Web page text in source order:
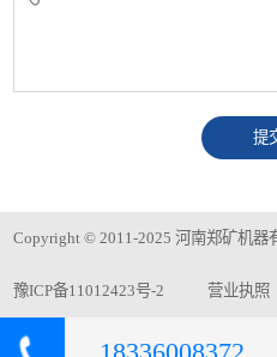
Copyright © 2011-2025 河南郑矿机器
豫ICP备11012423号-2 营业执照